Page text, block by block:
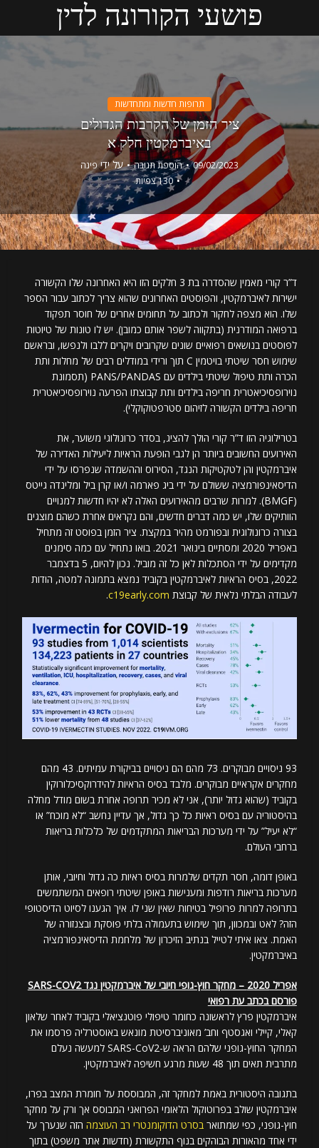
פושעי הקורונה לדין
תרופות חדשות ומתחדשות
ציר הזמן של הקרבות הגדולים
באיברמקטין חלק א
09/02/2023 הוספת תגובה על ידיפינה
130 צפיות
ד”ר קורי מאמין שהסדרה בת 3 חלקים הזו היא האחרונה שלו הקשורה
ישירות לאיברמקטין, והפוסטים האחרונים שהוא צריך לכתוב עבור הספר
שלו. הוא מצפה לחקור ולכתוב על תחומים אחרים של חוסר תפקוד
ברפואה המודרנית (בתקווה לשפר אותם כמובן). יש לו טונות של טיוטות
לפוסטים בנושאים רפואיים שונים שקרובים ויקרים ללבו ולנפשו, ובראשם
שימוש חסר שיטתי בויטמין C תוך ורידי במודלים רבים של מחלות ותת
הכרה ותת טיפול שיטתי בילדים עם PANS/PANDAS (תסמונת
נוירופסיכיאטרית חריפה בילדים ותת קבוצתו הפרעה נוירופסיכיאטרית
חריפה בילדים הקשורה לזיהום סטרפטוקוקלי).
בטרילוגיה הזו ד”ר קורי הולך להציג, בסדר כרונולוגי משוער, את
האירועים החשובים ביותר הן לגבי הופעת הראיות ליעילות האדירה של
איברמקטין והן לטקטיקות הנגד, הסירוס וההשמדה שנפרסו על ידי
הדיסאינפורמציה ששולם על ידי ביג פארמה ו/או קרן ביל ומלינדה גייטס
(BMGF). למרות שרבים מהאירועים האלה לא יהיו חדשות למנויים
הוותיקים שלו, יש כמה דברים חדשים, והם נקראים אחרת כשהם מוצגים
בצורה כרונולוגית ובפורמט מהיר במקצת. ציר הזמן בפוסט זה מתחיל
באפריל 2020 ומסתיים בינואר 2021. בואו נתחיל עם כמה סימנים
מקדימים על ידי הסתכלות לאן כל זה מוביל. נכון להיום, 5 בדצמבר
2022, בסיס הראיות לאיברמקטין בקוביד נמצא בתמונה למטה, הודות
לעבודה הבלתי נלאית של קבוצת c19early.com
.
93 ניסויים מבוקרים. 73 מהם הם ניסויים בביקורת עמיתים. 43 מהם
מחקרים אקראיים מבוקרים. מלבד בסיס הראיות להידרוקסיכלורוקין
בקוביד (שהוא גדול יותר), אני לא מכיר תרופה אחרת בשום מודל מחלה
בהיסטוריה עם בסיס ראיות כל כך גדול, אך עדיין נחשב “לא מוכח” או
“לא יעיל” על ידי מערכות הבריאות המתקדמים של כלכלות בריאות
ברחבי העולם.
באופן דומה, חסר תקדים שלמרות בסיס ראיות כה גדול וחיובי, אותן
מערכות בריאות רודפות ומענישות באופן שיטתי רופאים המשתמשים
בתרופה למרות פרופיל בטיחות שאין שני לו. איך הגענו לסיוט הדיסטופי
הזה? לאט ובמכוון, תוך שימוש בתעמולה בלתי פוסקת ובצנזורה של
האמת. צאו איתי לטייל בנתיב הזיכרון של מלחמת הדיסאינפורמציה
באיברמקטין.
אפריל 2020 – מחקר חוץ-גופי חיובי של איברמקטין נגד SARS-COV2
פורסם בכתב עת רפואי
איברמקטין פרץ לראשונה כחומר טיפולי פוטנציאלי בקוביד לאחר שלאון
קאלי, קיילי ואגסטף וחב’ מאוניברסיטת מונאש באוסטרליה פרסמו את
המחקר החוץ-גופני שלהם הראה ש-SARS-CoV2 למעשה נעלם
מתרבית תאים תוך 48 שעות מרגע חשיפה לאיברמקטין.
בתגובה היסטורית באמת למחקר זה, המבוססת על חומרת המצב בפרו,
איברמקטין שולב בפרוטוקול הלאומי הפרואני המבוסס אך ורק על מחקר
חוץ-גופני, כפי שמתואר בסרט הדוקומנטרי רב העוצמה הזה שנערך על
ידי אחד מהאורות הבוהקים בנוף התקשורת (חדשות אתר משפט) בתוך